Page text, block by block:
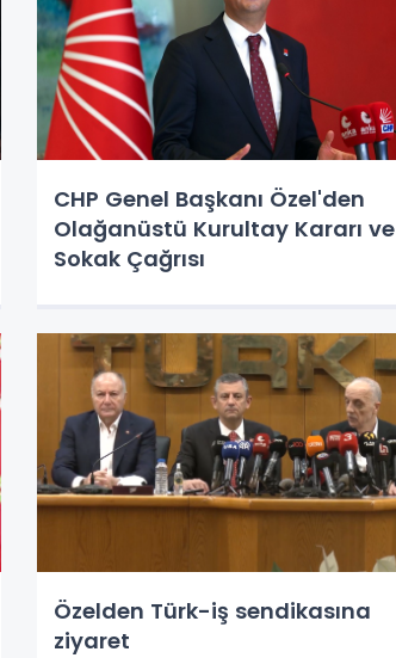
CHP Genel Başkanı Özel'den
Olağanüstü Kurultay Kararı ve
Sokak Çağrısı
Özelden Türk-iş sendikasına
ziyaret